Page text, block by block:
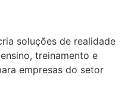
soluções de realidade
treinamento e
empresas do setor